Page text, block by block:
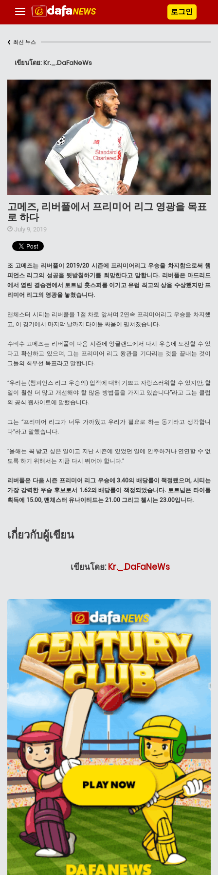
로그인
‹ 최신 뉴스
เขียนโดย: Kr._.DaFaNeWs
고메즈, 리버풀에서 프리미어 리그 영광을 목표
로 하다
July 9, 2019
조 고메즈는 리버풀이 2019/20 시즌에 프리미어리그 우승을 차지함으로써 챔
피언스 리그의 성공을 뒷받침하기를 희망한다고 말합니다. 리버풀은 마드리드
에서 열린 결승전에서 토트넘 훗스퍼를 이기고 유럽 최고의 상을 수상했지만 프
리미어 리그의 영광을 놓쳤습니다.
맨체스터 시티는 리버풀을 1점 차로 앞서며 2연속 프리미어리그 우승을 차지했
고, 이 경기에서 마지막 날까지 타이틀 싸움이 펼쳐졌습니다.
수비수 고메즈는 리버풀이 다음 시즌에 잉글랜드에서 다시 우승에 도전할 수 있
다고 확신하고 있으며, 그는 프리미어 리그 왕관을 기다리는 것을 끝내는 것이
그들의 최우선 목표라고 말합니다.
“우리는 (챔피언스 리그 우승의) 업적에 대해 기쁘고 자랑스러워할 수 있지만, 할
일이 훨씬 더 많고 개선해야 할 많은 방법들을 가지고 있습니다”라고 그는 클럽
의 공식 웹사이트에 말했습니다.
그는 “프리미어 리그가 너무 가까웠고 우리가 필요로 하는 동기라고 생각합니
다”라고 말했습니다.
“올해는 꼭 받고 싶은 일이고 지난 시즌에 있었던 일에 안주하거나 연연할 수 없
도록 하기 위해서는 지금 다시 뛰어야 합니다.”
리버풀은 다음 시즌 프리미어 리그 우승에 3.40의 배당률이 책정됐으며, 시티는
가장 강력한 우승 후보로서 1.62의 배당률이 책정되었습니다. 토트넘은 타이틀
획득에 15.00, 맨체스터 유나이티드는 21.00 그리고 첼시는 23.00입니다.
เกี่ยวกับผู้เขียน
เขียนโดย:Kr._.DaFaNeWs